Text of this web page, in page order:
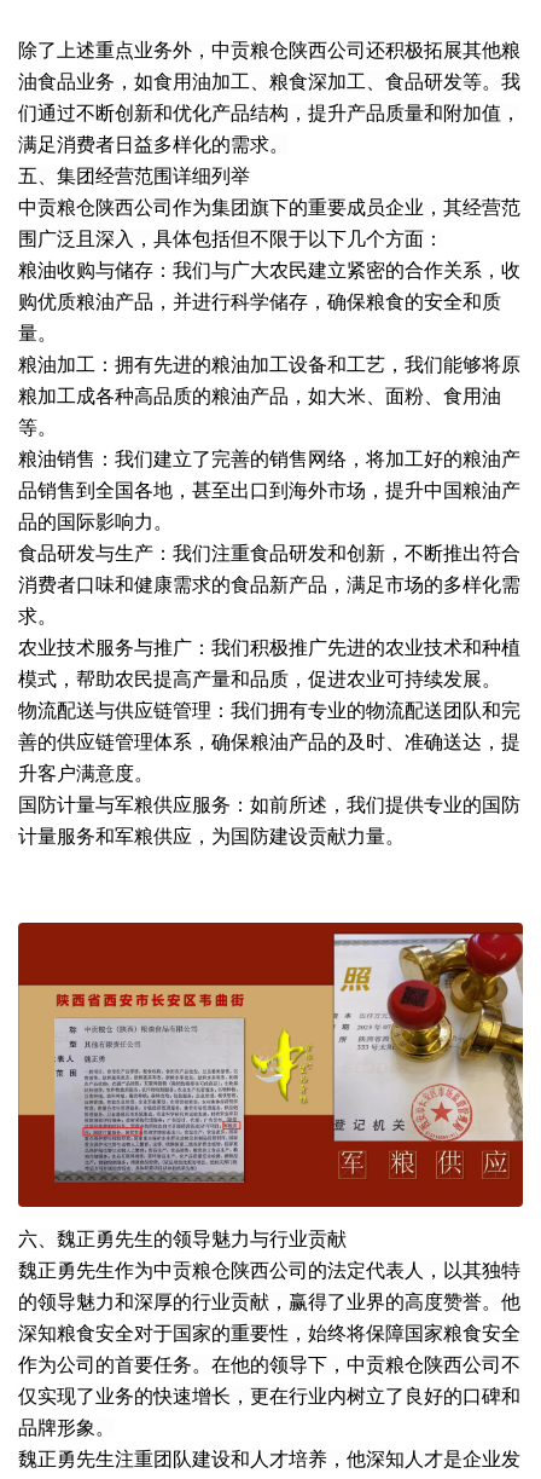
除了上述重点业务外，中贡粮仓陕西公司还积极拓展其他粮
油食品业务，如食用油加工、粮食深加工、食品研发等。我
们通过不断创新和优化产品结构，提升产品质量和附加值，
满足消费者日益多样化的需求。
五、集团经营范围详细列举
中贡粮仓陕西公司作为集团旗下的重要成员企业，其经营范
围广泛且深入，具体包括但不限于以下几个方面：
粮油收购与储存：我们与广大农民建立紧密的合作关系，收
购优质粮油产品，并进行科学储存，确保粮食的安全和质
量。
粮油加工：拥有先进的粮油加工设备和工艺，我们能够将原
粮加工成各种高品质的粮油产品，如大米、面粉、食用油
等。
粮油销售：我们建立了完善的销售网络，将加工好的粮油产
品销售到全国各地，甚至出口到海外市场，提升中国粮油产
品的国际影响力。
食品研发与生产：我们注重食品研发和创新，不断推出符合
消费者口味和健康需求的食品新产品，满足市场的多样化需
求。
农业技术服务与推广：我们积极推广先进的农业技术和种植
模式，帮助农民提高产量和品质，促进农业可持续发展。
物流配送与供应链管理：我们拥有专业的物流配送团队和完
善的供应链管理体系，确保粮油产品的及时、准确送达，提
升客户满意度。
国防计量与军粮供应服务：如前所述，我们提供专业的国防
计量服务和军粮供应，为国防建设贡献力量。
六、魏正勇先生的领导魅力与行业贡献
魏正勇先生作为中贡粮仓陕西公司的法定代表人，以其独特
的领导魅力和深厚的行业贡献，赢得了业界的高度赞誉。他
深知粮食安全对于国家的重要性，始终将保障国家粮食安全
作为公司的首要任务。在他的领导下，中贡粮仓陕西公司不
仅实现了业务的快速增长，更在行业内树立了良好的口碑和
品牌形象。
魏正勇先生注重团队建设和人才培养，他深知人才是企业发